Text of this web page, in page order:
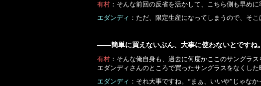
有村 ：そんな前回の反省を活かして、こちら側も早めに
エダンディ ：ただ、限定生産になってしまうので、そ
――簡単に買えないぶん、大事に使わないとですね。
有村 ：そんな俺自身も、過去に何度かここのサングラ
エダンディさんのところで買ったサングラスをなくし
エダンディ ：それ大事ですね。“まぁ、いいや”じゃなか